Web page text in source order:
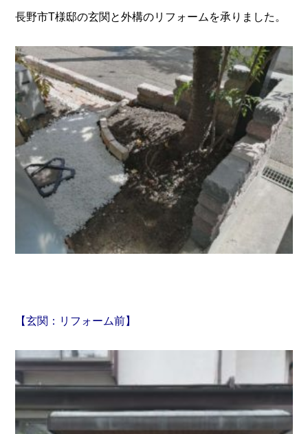
長野市T様邸の玄関と外構のリフォームを承りました。
【玄関：リフォーム前】